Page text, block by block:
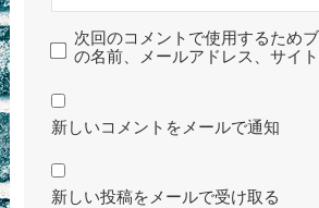
次回のコメントで使用するため
の名前、メールアドレス、サイト
新しいコメントをメールで通知
新しい投稿をメールで受け取る